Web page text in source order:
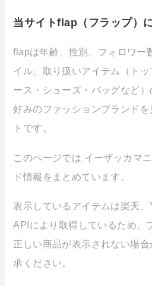
当サイトflap（フラップ）
flapは年齢、性別、フォロワー
イル、取り扱いアイテム（ト
ース・シューズ・バッグなど
好みのファッションブランド
トです。
このページでは イーザッカマ
ド情報をまとめています。
表示しているアイテムは楽天
APIにより取得しているため、
正しい商品が表示されない場
承ください。